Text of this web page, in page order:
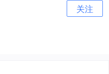
关注